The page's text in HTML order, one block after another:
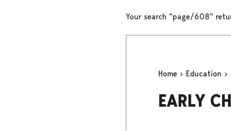
Your search "page/608"
Home Education
EARLY